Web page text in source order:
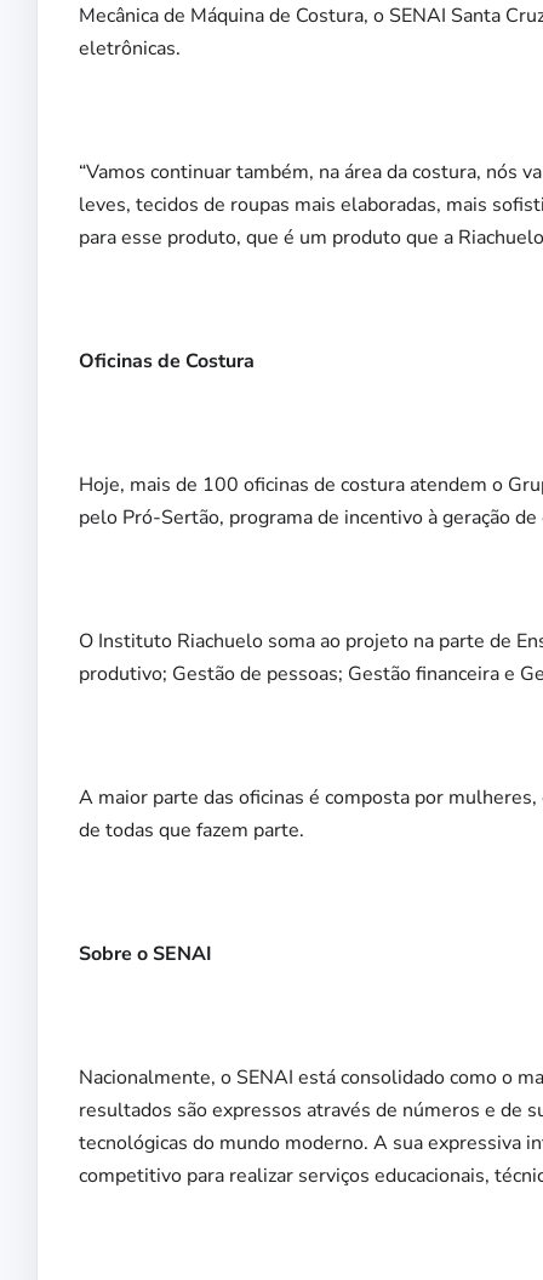
Mecânica de Máquina de Costura, o SENAI Santa
eletrônicas.
“Vamos continuar também, na área da costura, nós
leves, tecidos de roupas mais elaboradas, mais
para esse produto, que é um produto que a
Oficinas de Costura
Hoje, mais de 100 oficinas de costura atendem o
pelo Pró-Sertão, programa de incentivo à geração
O Instituto Riachuelo soma ao projeto na parte de
produtivo; Gestão de pessoas; Gestão financeira e
A maior parte das oficinas é composta por
de todas que fazem parte.
Sobre o SENAI
Nacionalmente, o SENAI está consolidado como o
resultados são expressos através de números e de
tecnológicas do mundo moderno. A sua expressiva
competitivo para realizar serviços educacionais,